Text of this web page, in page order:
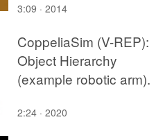
3:09 · 2014
CoppeliaSim (V-REP):
Object Hierarchy
(example robotic arm).
2:24 · 2020